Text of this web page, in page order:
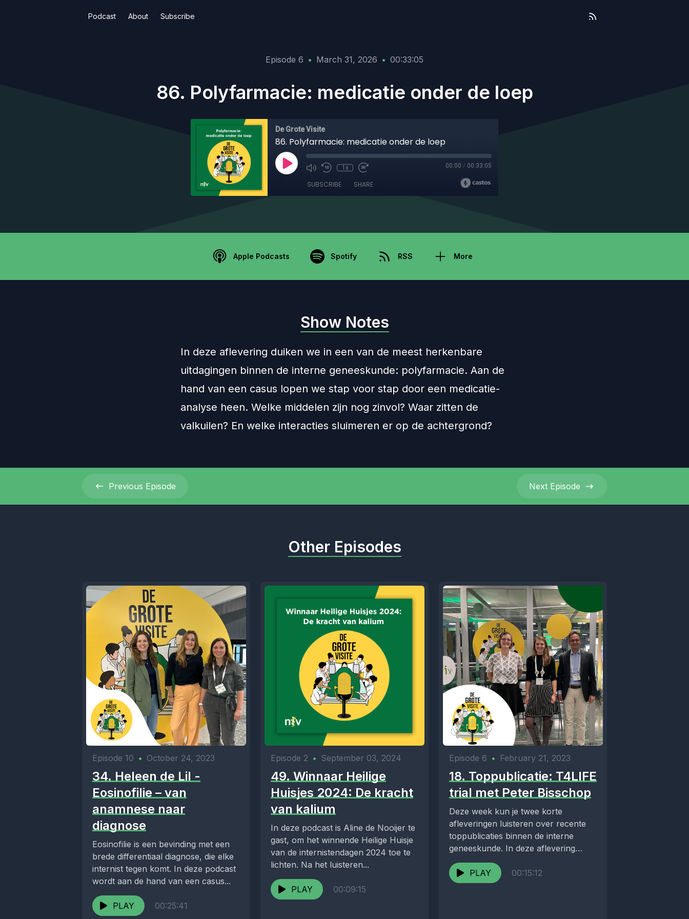
Podcast About Subscribe
Episode 6 • March 31, 2026 • 00:33:05
86. Polyfarmacie: medicatie onder de loep
De Grote Visite
86. Polyfarmacie: medicatie onder de loep
1x 00:00 / 00:33:05
SUBSCRIBE SHARE
Apple Podcasts Spotify RSS More
Show Notes
In deze aflevering duiken we in een van de meest herkenbare
uitdagingen binnen de interne geneeskunde: polyfarmacie. Aan de
hand van een casus lopen we stap voor stap door een medicatie-
analyse heen. Welke middelen zijn nog zinvol? Waar zitten de
valkuilen? En welke interacties sluimeren er op de achtergrond?
Previous Episode Next Episode
Other Episodes
Episode 10 • October 24, 2023
34. Heleen de Lil -
Eosinofilie – van
anamnese naar
diagnose
Eosinofilie is een bevinding met een
brede differentiaal diagnose, die elke
internist tegen komt. In deze podcast
wordt aan de hand van een casus...
PLAY 00:25:41
Episode 2 • September 03, 2024
49. Winnaar Heilige
Huisjes 2024: De kracht
van kalium
In deze podcast is Aline de Nooijer te
gast, om het winnende Heilige Huisje
van de internistendagen 2024 toe te
lichten. Na het luisteren...
PLAY 00:09:15
Episode 6 • February 21, 2023
18. Toppublicatie: T4LIFE
trial met Peter Bisschop
Deze week kun je twee korte
afleveringen luisteren over recente
toppublicaties binnen de interne
geneeskunde. In deze aflevering
internist-endocrinoloog Peter
Bisschop. In zijn spreekkamer...
PLAY 00:15:12